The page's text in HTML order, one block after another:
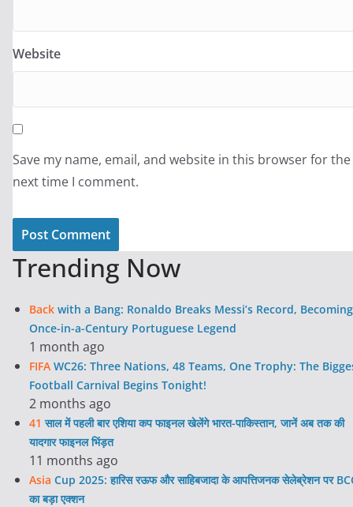
Website
Save my name, email, and website in this browser for the
next time I comment.
Trending Now
Back with a Bang: Ronaldo Breaks Messi’s Record,
Once-in-a-Century Portuguese Legend
1 month ago
FIFA WC26: Three Nations, 48 Teams, One Trophy: The
Football Carnival Begins Tonight!
2 months ago
41 साल में पहली बार एशिया कप फाइनल खेलेंगे भारत-पाकिस्तान, जानें अब तक की
यादगार फाइनल भिंड़त
11 months ago
Asia Cup 2025: हारिस रऊफ और साहिबजादा के आपत्तिजनक सेलेब्रेशन पर
का बड़ा एक्शन